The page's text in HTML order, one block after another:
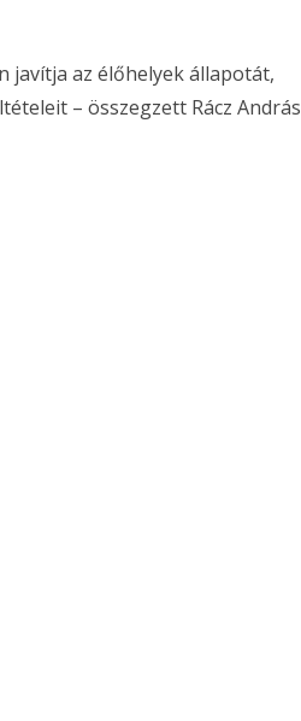
javítja az élőhelyek állapotát,
– összegzett Rácz András